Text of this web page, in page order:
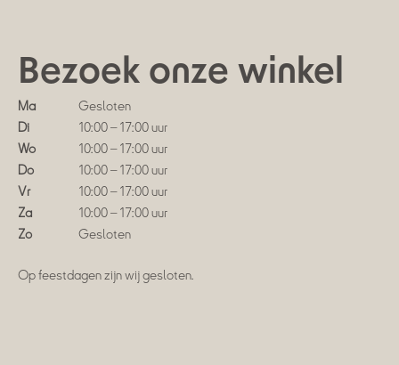
Bezoek onze winkel
Ma
Gesloten
Di
10:00 – 17:00 uur
Wo
10:00 – 17:00 uur
Do
10:00 – 17:00 uur
Vr
10:00 – 17:00 uur
Za
10:00 – 17:00 uur
Zo
Gesloten
Op feestdagen zijn wij gesloten.